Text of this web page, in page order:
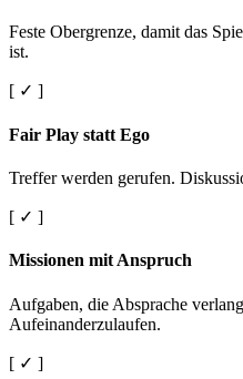
Feste Obergrenze, damit das
ist.
[ ✓ ]
Fair Play statt Ego
Treffer werden gerufen.
[ ✓ ]
Missionen mit Anspruch
Aufgaben, die Absprache
Aufeinanderzulaufen.
[ ✓ ]